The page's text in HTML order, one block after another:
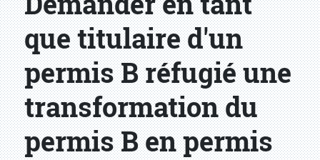
que titulaire d'un
permis B réfugié une
transformation du
permis B en permis